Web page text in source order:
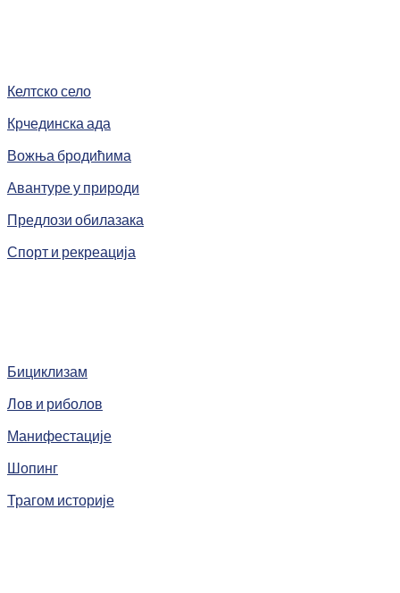
Келтско село
Крчединска ада
Вожња бродићима
Авантуре у природи
Предлози обилазака
Спорт и рекреација
Бициклизам
Лов и риболов
Манифестације
Шопинг
Трагом историје